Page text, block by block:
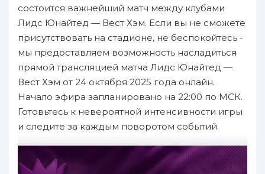
состоится важнейший матч между клубами
Лидс Юнайтед — Вест Хэм. Если вы не сможете
присутствовать на стадионе, не беспокойтесь -
мы предоставляем возможность насладиться
прямой трансляцией матча Лидс Юнайтед —
Вест Хэм от 24 октября 2025 года онлайн.
Начало эфира запланировано на 22:00 по МСК.
Готовьтесь к невероятной интенсивности игры
и следите за каждым поворотом событий.